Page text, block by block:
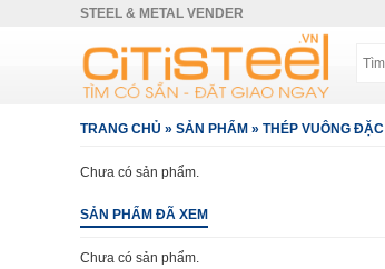
STEEL & METAL VENDER
TRANG CHỦ » SẢN PHẨM » THÉP VUÔNG ĐẶC
Chưa có sản phẩm.
SẢN PHẨM ĐÃ XEM
Chưa có sản phẩm.